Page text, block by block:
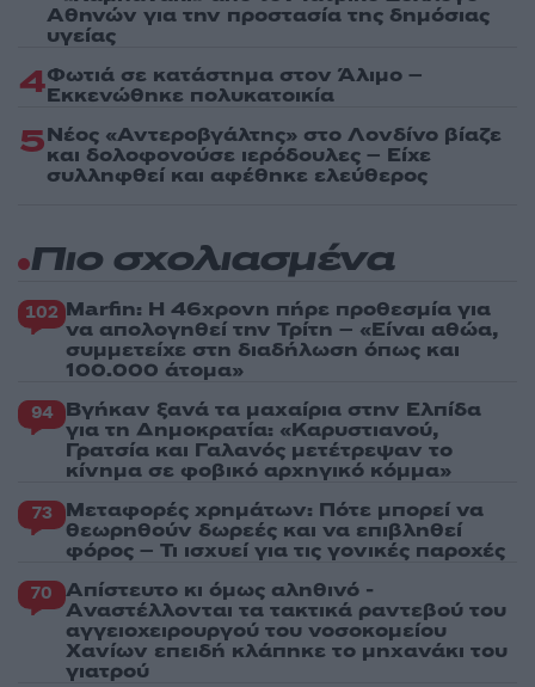
Αθηνών για την προστασία της δημόσιας
υγείας
4Φωτιά σε κατάστημα στον Άλιμο –
Εκκενώθηκε πολυκατοικία
5Νέος «Αντεροβγάλτης» στο Λονδίνο βίαζε
και δολοφονούσε ιερόδουλες – Είχε
συλληφθεί και αφέθηκε ελεύθερος
Πιο σχολιασμένα
102 Marfin: Η 46χρονη πήρε προθεσμία για
να απολογηθεί την Τρίτη – «Είναι αθώα,
συμμετείχε στη διαδήλωση όπως και
100.000 άτομα»
94 Βγήκαν ξανά τα μαχαίρια στην Ελπίδα
για τη Δημοκρατία: «Καρυστιανού,
Γρατσία και Γαλανός μετέτρεψαν το
κίνημα σε φοβικό αρχηγικό κόμμα»
73 Μεταφορές χρημάτων: Πότε μπορεί να
θεωρηθούν δωρεές και να επιβληθεί
φόρος – Τι ισχυεί για τις γονικές παροχές
70 Απίστευτο κι όμως αληθινό -
Aναστέλλονται τα τακτικά ραντεβού του
αγγειοχειρουργού του νοσοκομείου
Χανίων επειδή κλάπηκε το μηχανάκι του
γιατρού